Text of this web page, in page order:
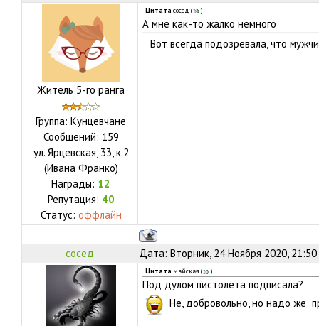
Житель 5-го ранга
Группа: Кунцевчане
Сообщений: 159
ул. Ярцевская, 33, к.2
(Ивана Франко)
Награды: 12
Репутация: 40
Статус: оффлайн
Цитата сосед ( )
А мне как-то жалко немного
Вот всегда подозревала, что
сосед Дата: Вторник, 24 Ноября 2020,
Цитата майская ( )
Под дулом пистолета подписала?
Не, добровольно, но надо же